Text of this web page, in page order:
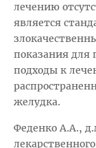
лечению
является
показания
подходы к
желудка.
Феденко А.А.,